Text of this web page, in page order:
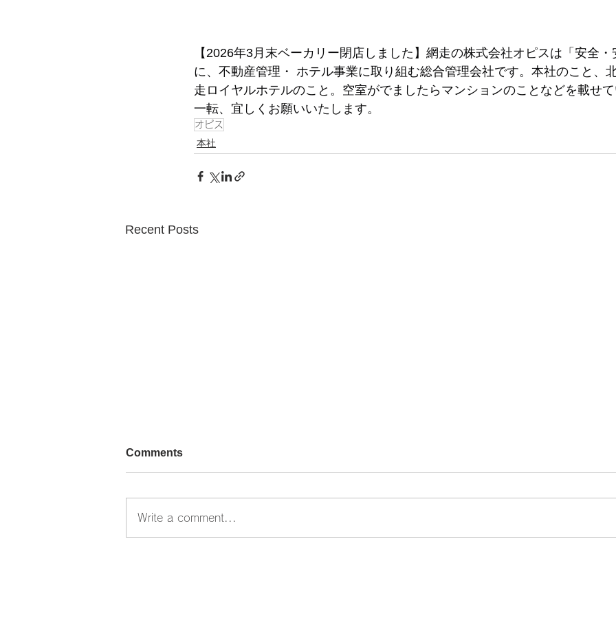
【2026年3月末ベーカリー閉店しました】網走の株式会社オピスは「安全
に、不動産管理・ ホテル事業に取り組む総合管理会社です。本社のこと、
走ロイヤルホテルのこと。空室がでましたらマンションのことなどを載せ
一転、宜しくお願いいたします。
オピス
本社
Recent Posts
Comments
Write a comment...